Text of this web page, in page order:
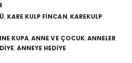
, KARE KULP FINCAN, KAREKULP
KUPA,ANNE VE ÇOCUK,ANNELER
,ANNEYE HEDIYE